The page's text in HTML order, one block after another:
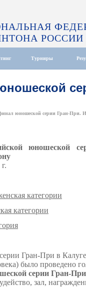
РОССИИ
Турниры
юношеской серии Гран-При.
юношеской
категории
категории
Гран-При в
было проведено
серии Гран-
зал,